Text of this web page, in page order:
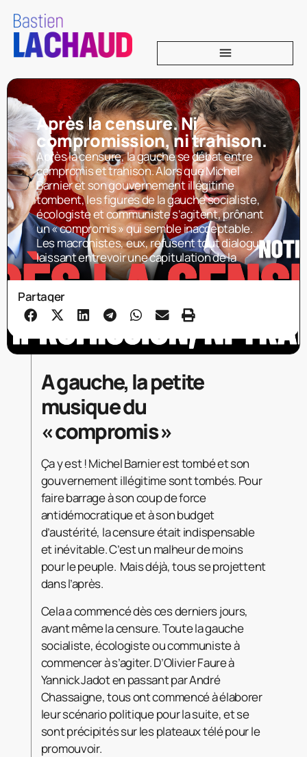
Après la censure. Ni
compromission, ni trahison.
Après la censure, la gauche se débat entre
compromis et trahison. Alors que Michel
Barnier et son gouvernement illégitime
tombent, les figures de la gauche socialiste,
écologiste et communiste s’agitent, prônant
un « compromis » qui semble inacceptable.
Les macronistes, eux, refusent tout dialogue,
laissant entrevoir une capitulation de la
Partager
A gauche, la petite
musique du
« compromis »
Ça y est ! Michel Barnier est tombé et son
gouvernement illégitime sont tombés. Pour
faire barrage à son coup de force
antidémocratique et à son budget
d’austérité, la censure était indispensable
et inévitable. C’est un malheur de moins
pour le peuple. Mais déjà, tous se projettent
dans l’après.
Cela a commencé dès ces derniers jours,
avant même la censure. Toute la gauche
socialiste, écologiste ou communiste à
commencer à s’agiter. D’Olivier Faure à
Yannick Jadot en passant par André
Chassaigne, tous ont commencé à élaborer
leur scénario politique pour la suite, et se
sont précipités sur les plateaux télé pour le
promouvoir.